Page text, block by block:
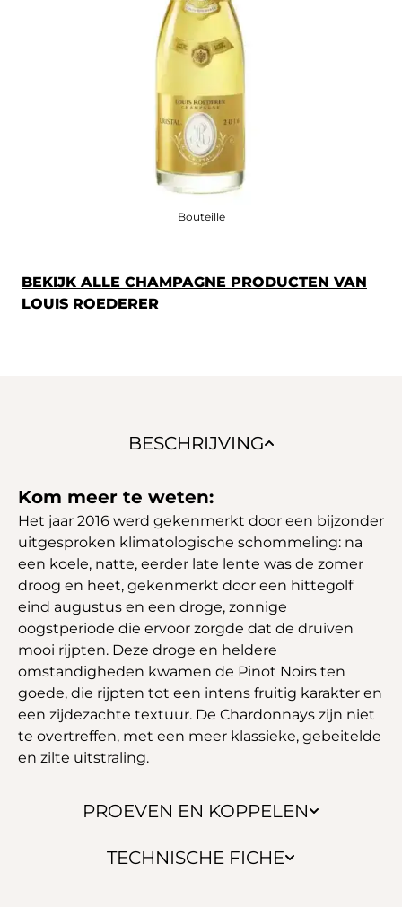
Bouteille
BEKIJK ALLE CHAMPAGNE PRODUCTEN VAN
LOUIS ROEDERER
BESCHRIJVING
PROEVEN EN KOPPELEN
TECHNISCHE FICHE
Kom meer te weten:
Het jaar 2016 werd gekenmerkt door een bijzonder
uitgesproken klimatologische schommeling: na
een koele, natte, eerder late lente was de zomer
droog en heet, gekenmerkt door een hittegolf
eind augustus en een droge, zonnige
oogstperiode die ervoor zorgde dat de druiven
mooi rijpten. Deze droge en heldere
omstandigheden kwamen de Pinot Noirs ten
goede, die rijpten tot een intens fruitig karakter en
een zijdezachte textuur. De Chardonnays zijn niet
te overtreffen, met een meer klassieke, gebeitelde
en zilte uitstraling.